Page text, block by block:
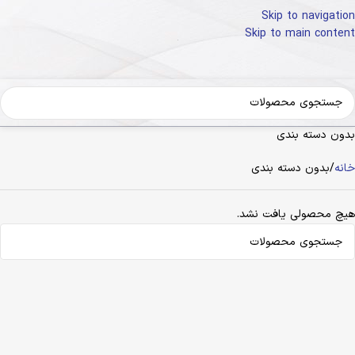
Skip to navigation
Skip to main content
بدون دسته بندی
خانه بدون دسته بندی
هیچ محصولی یافت نشد.